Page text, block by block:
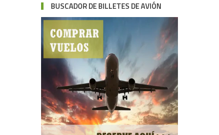
BUSCADOR DE BILLETES DE AVIÓN